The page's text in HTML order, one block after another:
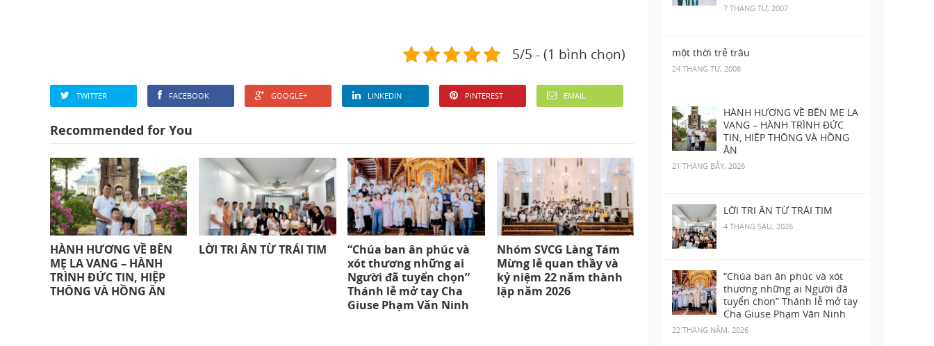
5/5 - (1 bình chọn)
TWITTER FACEBOOK GOOGLE+ LINKEDIN PINTEREST EMAIL
Recommended for You
HÀNH HƯƠNG VỀ BÊN
MẸ LA VANG – HÀNH
TRÌNH ĐỨC TIN, HIỆP
THÔNG VÀ HỒNG ÂN
LỜI TRI ÂN TỪ TRÁI TIM
“Chúa ban ân phúc và
xót thương những ai
Người đã tuyển chọn”
Thánh lễ mở tay Cha
Giuse Phạm Văn Ninh
Nhóm SVCG Làng Tám
Mừng lễ quan thầy và
kỷ niệm 22 năm thành
lập năm 2026
7 THÁNG TƯ, 2007
một thời trẻ trâu
24 THÁNG TƯ, 2008
HÀNH HƯƠNG VỀ BÊN MẸ LA
VANG – HÀNH TRÌNH ĐỨC
TIN, HIỆP THÔNG VÀ HỒNG
ÂN
21 THÁNG BẢY, 2026
LỜI TRI ÂN TỪ TRÁI TIM
4 THÁNG SÁU, 2026
“Chúa ban ân phúc và xót
thương những ai Người đã
tuyển chọn” Thánh lễ mở tay
Cha Giuse Phạm Văn Ninh
22 THÁNG NĂM, 2026